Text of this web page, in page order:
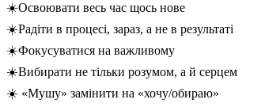
☀️Освоювати весь час щось нове
☀️Радіти в процесі, зараз, а не в результаті
☀️Фокусуватися на важливому
☀️Вибирати не тільки розумом, а й серцем
☀️ «Мушу» замінити на «хочу/обираю»